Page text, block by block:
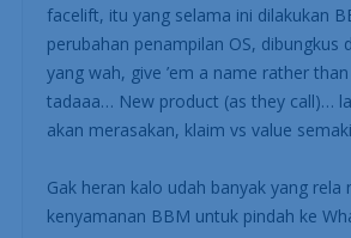
facelift, itu yang selama ini dilakukan
perubahan penampilan OS, dibungkus
yang wah, give ’em a name rather
tadaaa… New product (as they call)…
akan merasakan, klaim vs value
Gak heran kalo udah banyak yang rela
kenyamanan BBM untuk pindah ke